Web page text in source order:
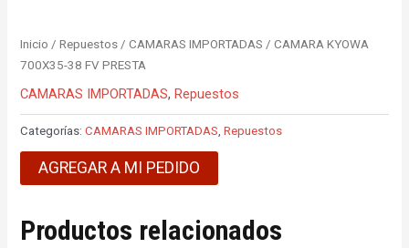
Inicio /Repuestos /CAMARAS IMPORTADAS / CAMARA KYOWA
700X35-38 FV PRESTA
CAMARAS IMPORTADAS,Repuestos
Categorías:CAMARAS IMPORTADAS,Repuestos
AGREGAR A MI PEDIDO
Productos relacionados